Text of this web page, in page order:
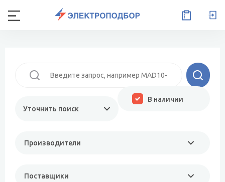
Уточнить поиск
Производители
Поставщики
В наличии